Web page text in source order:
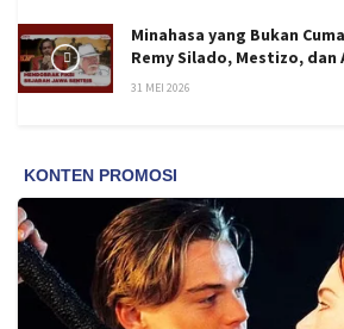
Minahasa yang Bukan
Remy Silado, Mestizo, dan
31 MEI 2026